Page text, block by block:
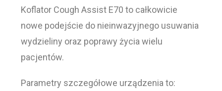
Koflator Cough Assist E70 to całkowicie
nowe podejście do nieinwazyjnego usuwania
wydzieliny oraz poprawy życia wielu
pacjentów.
Parametry szczegółowe urządzenia to: